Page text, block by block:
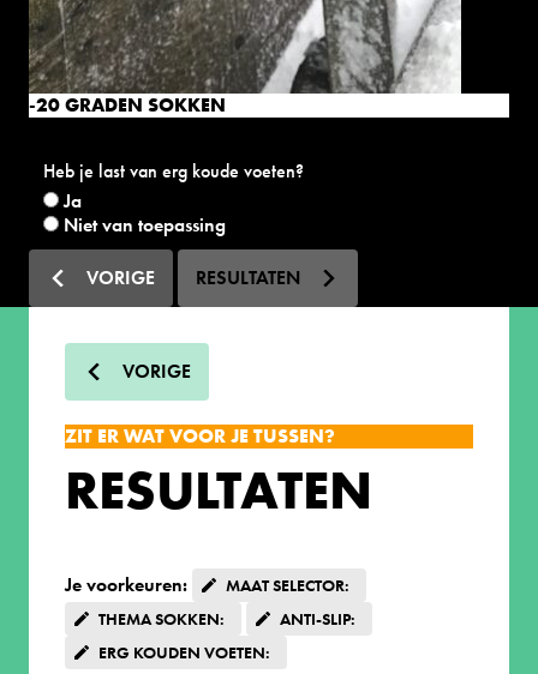
-20 GRADEN SOKKEN
Heb je last van erg koude voeten?
Ja
Niet van toepassing
VORIGE RESULTATEN
VORIGE
ZIT ER WAT VOOR JE TUSSEN?
RESULTATEN
Je voorkeuren:
MAAT SELECTOR:
THEMA SOKKEN:
ANTI-SLIP:
ERG KOUDEN VOETEN: